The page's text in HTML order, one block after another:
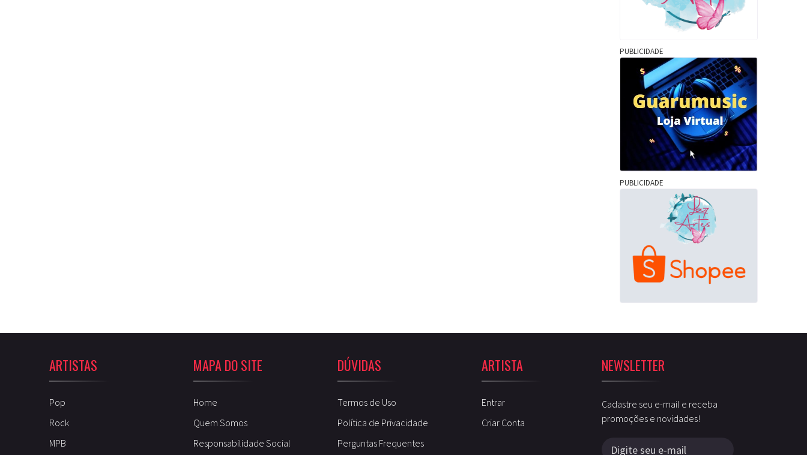
PUBLICIDADE
PUBLICIDADE
ARTISTAS
Pop
Rock
MPB
MAPA DO SITE
Home
Quem Somos
Responsabilidade Social
DÚVIDAS
Termos de Uso
Política de Privacidade
Perguntas Frequentes
ARTISTA
Entrar
Criar Conta
NEWSLETTER
Cadastre seu e-mail e receba
promoções e novidades!